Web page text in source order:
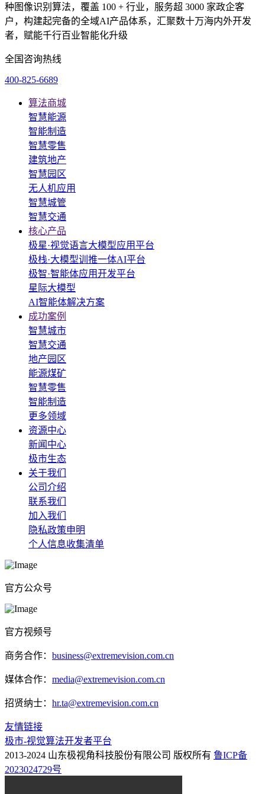
种图像识别算法，覆盖 100 + 行业，服务超 3000 家政企客
户，构建起完备的全域AI产品体系，汇聚数十万海内外开发
者，赋能千行百业智能化升级
全国咨询热线
400-825-6689
算法商城
智慧能源
智能制造
智慧零售
建筑地产
智慧园区
无人机应用
智慧城管
智慧交通
核心产品
极星·视觉语言大模型应用平台
极栈·大模型训推一体AI平台
极智·智能体应用开发平台
星际大模型
AI智能体解决方案
成功案例
智慧城市
智慧交通
地产园区
能源煤矿
智慧零售
智能制造
更多领域
资源中心
新闻中心
极市生态
关于我们
公司介绍
联系我们
加入我们
隐私政策申明
个人信息收集清单
官方公众号
官方视频号
商务合作： business@extremevision.com.cn
媒体合作： media@extremevision.com.cn
招贤纳士： hr.ta@extremevision.com.cn
友情链接
极市-视觉算法开发者平台
2013-2024 山东极视角科技股份有限公司 版权所有 鲁ICP备
2023024729号